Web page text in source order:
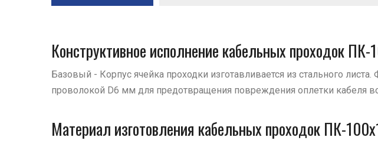
Конструктивное исполнение кабельных проходок
Базовый - Корпус ячейка проходки изготавливается из стального
проволокой D6 мм для предотвращения повреждения оплетки кабеля
Материал изготовления кабельных проходок ПК-